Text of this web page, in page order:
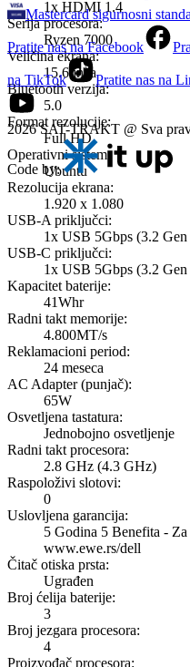
1x HDMI 1.4
Serija procesora:
Ryzen 7000
Veličina ekrana:
15.6 inča
Bluetooth verzija:
5.0
Format rezolucije:
Full HD
Operativni sistem:
Ubuntu
Rezolucija ekrana:
1.920 x 1.080
USB-A priključci:
1x USB 5Gbps (3.2
USB-C priključci:
1x USB 5Gbps (3.2 Gen
Kapacitet baterije:
41Whr
Radni takt memorije:
4.800MT/s
Reklamacioni period:
24 meseca
AC Adapter (punjač):
65W
Osvetljena tastatura:
Jednobojno osvetljenje
Radni takt procesora:
2.8 GHz (4.3 GHz)
Raspoloživi slotovi:
0
Uslovljena garancija:
5 Godina 5 Benefita -
www.ewe.rs/dell
Čitač otiska prsta:
Ugrađen
Broj ćelija baterije:
3
Broj jezgara procesora:
4
Proizvođač procesora:
Mastercard sigurnosni
Pratite nas na Facebook
na TikTok Pratite nas na
2026 SAT-TRAKT @ Sva
Code by: